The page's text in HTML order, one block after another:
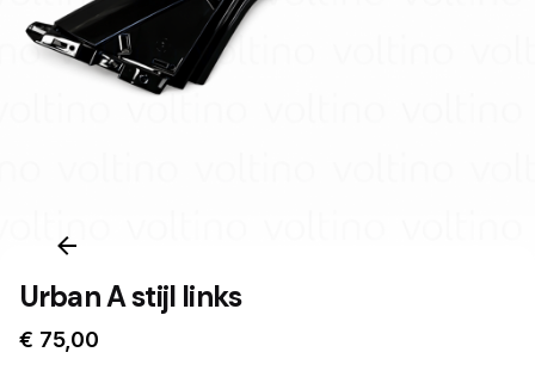
Urban A stijl links
€ 75,00